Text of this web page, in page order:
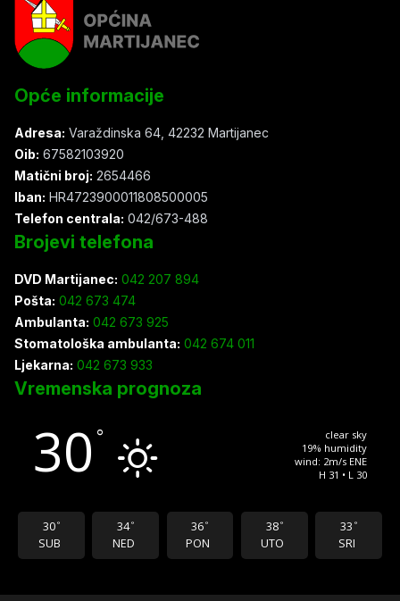
Opće informacije
Adresa: Varaždinska 64, 42232 Martijanec
Oib: 67582103920
Matični broj: 2654466
Iban: HR4723900011808500005
Telefon centrala: 042/673-488
Brojevi telefona
DVD Martijanec: 042 207 894
Pošta: 042 673 474
Ambulanta: 042 673 925
Stomatološka ambulanta: 042 674 011
Ljekarna: 042 673 933
Vremenska prognoza
30 °
clear sky
19% humidity
wind: 2m/s ENE
H 31 • L 30
30 °
SUB
34 °
NED
36 °
PON
38 °
UTO
33 °
SRI